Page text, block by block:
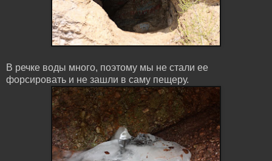
В речке воды много, поэтому мы не стали ее
форсировать и не зашли в саму пещеру.